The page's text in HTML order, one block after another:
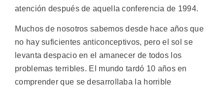
atención después de aquella conferencia de 1994.
Muchos de nosotros sabemos desde hace años que
no hay suficientes anticonceptivos, pero el sol se
levanta despacio en el amanecer de todos los
problemas terribles. El mundo tardó 10 años en
comprender que se desarrollaba la horrible